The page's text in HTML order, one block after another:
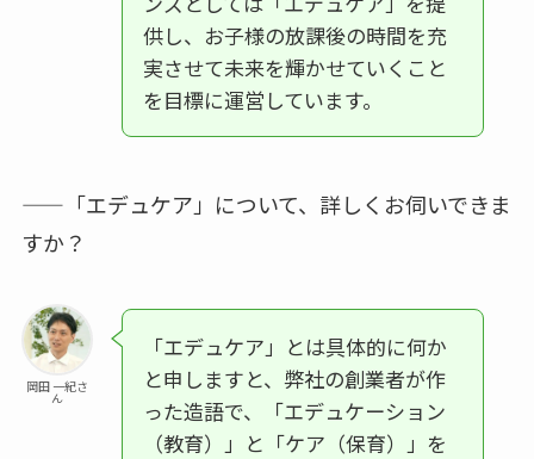
供し、お子様の放課後の時間を充
実させて未来を輝かせていくこと
を目標に運営しています。
——「エデュケア」について、詳しくお伺いできま
すか？
岡田 一紀さ
ん
「エデュケア」とは具体的に何か
と申しますと、弊社の創業者が作
った造語で、「エデュケーション
（教育）」と「ケア（保育）」を